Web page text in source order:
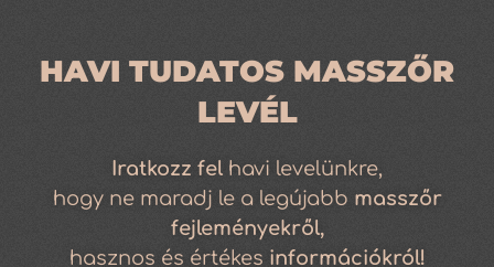
HAVI TUDATOS MASSZŐR
LEVÉL
Iratkozz fel havi levelünkre,
hogy ne maradj le a legújabb masszőr
fejleményekről,
hasznos és értékes információkról!